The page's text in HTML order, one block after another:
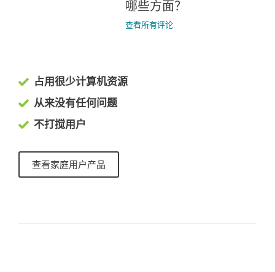
哪些方面？
查看所有评论
占用很少计算机资源
从来没有任何问题
不打搅用户
查看家庭用户产品